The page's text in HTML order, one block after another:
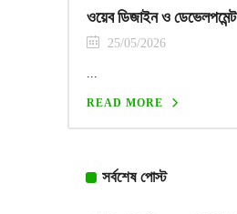
ওয়েব ডিজাইন ও ডেভেলপমেন্ট
25/05/2026
...
READ MORE
সর্বশেষ পোস্ট